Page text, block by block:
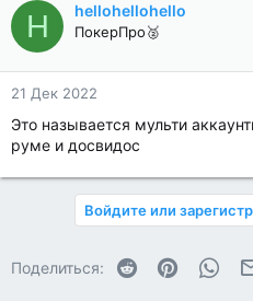
H hellohellohello
ПокерПро🥈
21 Дек 2022
Это называется мульти
руме и досвидос
Войдите или
Поделиться: Reddit Pinterest